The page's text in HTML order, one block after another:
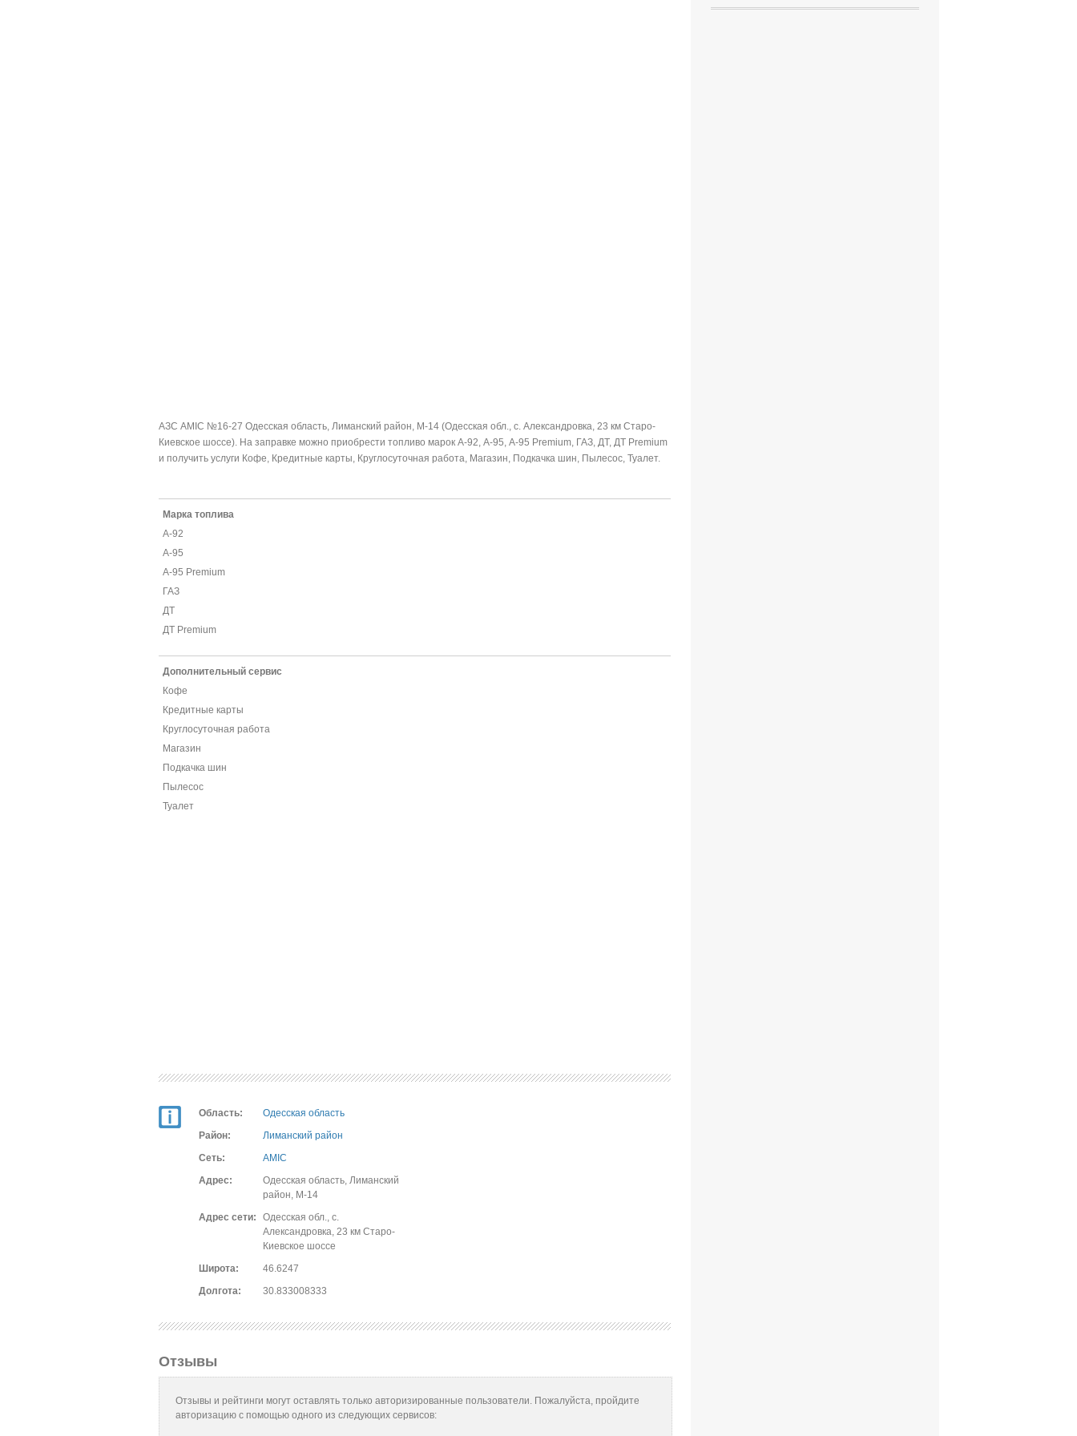
АЗС AMIC №16-27 Одесская область, Лиманский район, М-14 (Одесская обл., с. Александровка, 23 км Старо-
Киевское шоссе). На заправке можно приобрести топливо марок А-92, А-95, А-95 Premium, ГАЗ, ДТ, ДТ Premium
и получить услуги Кофе, Кредитные карты, Круглосуточная работа, Магазин, Подкачка шин, Пылесос, Туалет.
Марка топлива
А-92
А-95
А-95 Premium
ГАЗ
ДТ
ДТ Premium
Дополнительный сервис
Кофе
Кредитные карты
Круглосуточная работа
Магазин
Подкачка шин
Пылесос
Туалет
Область:
Одесская область
Район:
Лиманский район
Сеть:
AMIC
Адрес:
Одесская область, Лиманский
район, М-14
Адрес сети:
Одесская обл., с.
Александровка, 23 км Старо-
Киевское шоссе
Широта:
46.6247
Долгота:
30.833008333
Отзывы
Отзывы и рейтинги могут оставлять только авторизированные пользователи. Пожалуйста, пройдите
авторизацию с помощью одного из следующих сервисов: